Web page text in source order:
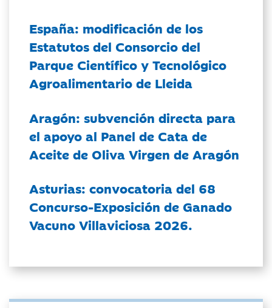
España: modificación de los
Estatutos del Consorcio del
Parque Científico y Tecnológico
Agroalimentario de Lleida
Aragón: subvención directa para
el apoyo al Panel de Cata de
Aceite de Oliva Virgen de Aragón
Asturias: convocatoria del 68
Concurso-Exposición de Ganado
Vacuno Villaviciosa 2026.